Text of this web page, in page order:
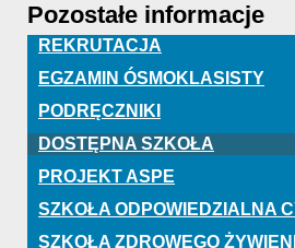
Pozostałe informacje
REKRUTACJA
EGZAMIN ÓSMOKLASISTY
PODRĘCZNIKI
DOSTĘPNA SZKOŁA
PROJEKT ASPE
SZKOŁA ODPOWIEDZIALNA
SZKOŁA ZDROWEGO